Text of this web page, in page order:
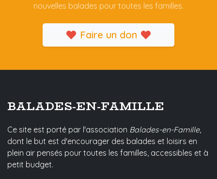
nouvelles balades pour toutes les familles.
Faire un don
BALADES-EN-FAMILLE
Ce site est porté par l'association Balades-en-Famille,
dont le but est d'encourager des balades et loisirs en
plein air pensés pour toutes les familles, accessibles et à
petit budget.